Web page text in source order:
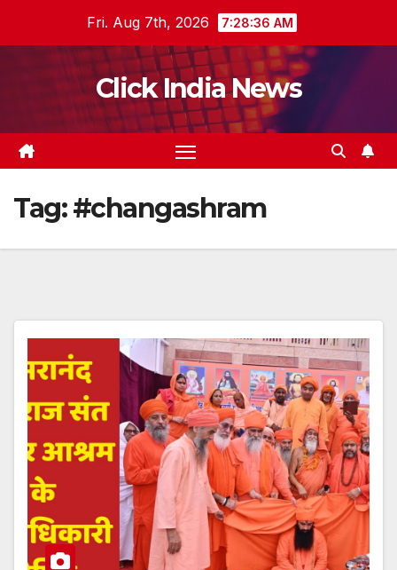
Fri. Aug 7th, 2026 7:28:37 AM
Click India News
Tag:#changashram